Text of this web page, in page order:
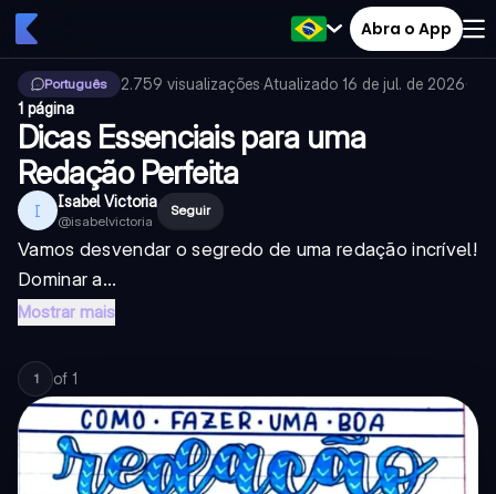
Abra o App
Português 2.759 visualizações·Atualizado 16 de jul. de 2026·
1 página
Dicas Essenciais para uma
Redação Perfeita
I Isabel Victoria
@isabelvictoria
Seguir
Vamos desvendar o segredo de uma redação incrível!
Dominar a...
Mostrar mais
1 of 1